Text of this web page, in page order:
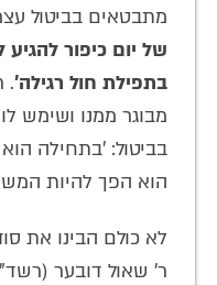
מתבטאים בביטול
של יום כיפור
בתפילת חול רגילה'.
מבוגר ממנו ושימש
בביטול: 'בתחילה
הוא הפך להיות
לא כולם הבינו את
ר' שאול דובער